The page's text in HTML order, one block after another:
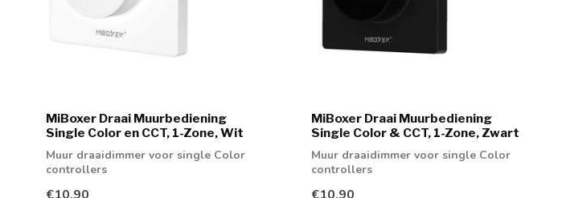
MiBoxer Draai Muurbediening
Single Color en CCT, 1-Zone, Wit
Muur draaidimmer voor single Color
controllers
MiBoxer Draai Muurbediening
Single Color & CCT, 1-Zone, Zwart
Muur draaidimmer voor single Color
controllers